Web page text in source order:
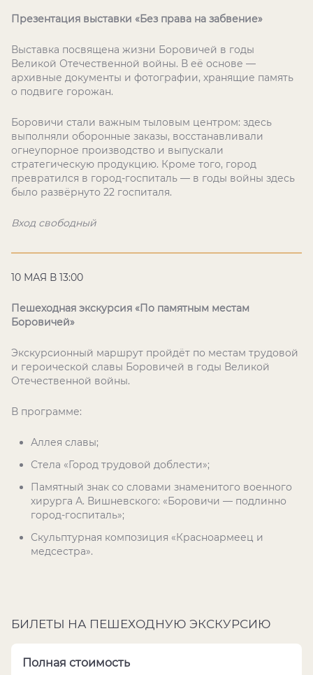
Презентация выставки «Без права на забвение»
Выставка посвящена жизни Боровичей в годы
Великой Отечественной войны. В её основе —
архивные документы и фотографии, хранящие память
о подвиге горожан.
Боровичи стали важным тыловым центром: здесь
выполняли оборонные заказы, восстанавливали
огнеупорное производство и выпускали
стратегическую продукцию. Кроме того, город
превратился в город-госпиталь — в годы войны здесь
было развёрнуто 22 госпиталя.
Вход свободный
10 МАЯ В 13:00
Пешеходная экскурсия «По памятным местам
Боровичей»
Экскурсионный маршрут пройдёт по местам трудовой
и героической славы Боровичей в годы Великой
Отечественной войны.
В программе:
Аллея славы;
Стела «Город трудовой доблести»;
Памятный знак со словами знаменитого военного
хирурга А. Вишневского: «Боровичи — подлинно
город-госпиталь»;
Скульптурная композиция «Красноармеец и
медсестра».
БИЛЕТЫ НА ПЕШЕХОДНУЮ ЭКСКУРСИЮ
Полная стоимость